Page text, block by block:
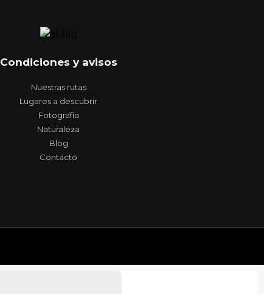
Condiciones y avisos
Nuestras rutas
Lugares a descubrir
Fotografía
Naturaleza
Blog
Contacto